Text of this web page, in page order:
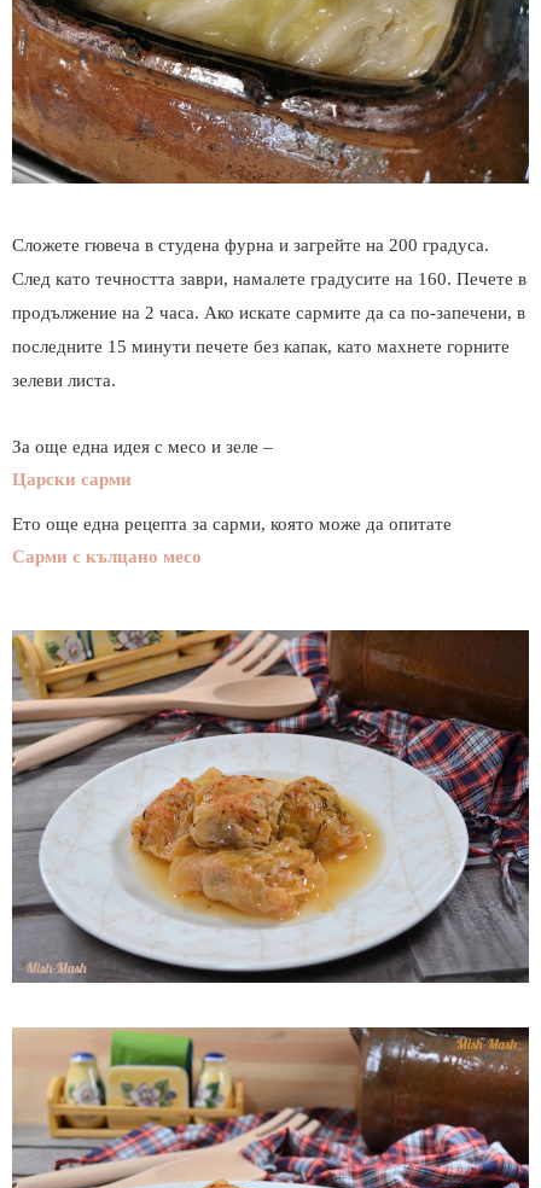
Сложете гювеча в студена фурна и загрейте на 200 градуса.
След като течността заври, намалете градусите на 160. Печете в
продължение на 2 часа. Ако искате сармите да са по-запечени, в
последните 15 минути печете без капак, като махнете горните
зелеви листа.
За още една идея с месо и зеле –
Царски сарми
Ето още една рецепта за сарми, която може да опитате
Сарми с кълцано месо